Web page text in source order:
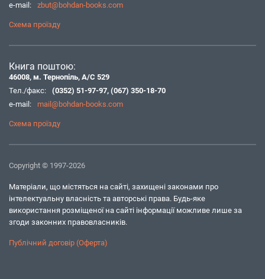
e-mail:
zbut@bohdan-books.com
Схема проїзду
Книга поштою:
46008, м. Тернопіль, А/С 529
Тел./факс:
(0352) 51-97-97, (067) 350-18-70
e-mail:
mail@bohdan-books.com
Схема проїзду
Copyright © 1997-2026
Матеріали, що містяться на сайті, захищені законами про
інтелектуальну власність та авторські права. Будь-яке
використання розміщеної на сайті інформації можливе лише за
згоди законних правовласників.
Публічний договір (Оферта)